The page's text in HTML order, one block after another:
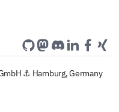
⚓ Hamburg, Germany